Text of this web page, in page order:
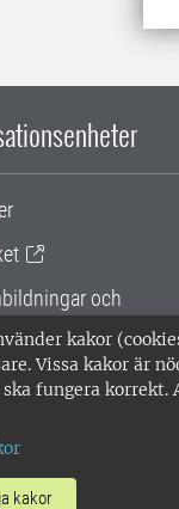
kakor
Vissa kakor är
fungera korrekt.
kakor
och